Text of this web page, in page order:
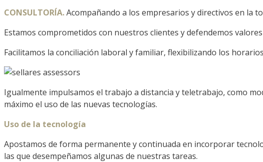
CONSULTORÍA.Acompañando a los empresarios y directivos en la
Estamos comprometidos con nuestros clientes y defendemos
Facilitamos la conciliación laboral y familiar, flexibilizando los
Igualmente impulsamos el trabajo a distancia y teletrabajo, como
máximo el uso de las nuevas tecnologías.
Uso de la tecnología
Apostamos de forma permanente y continuada en incorporar
las que desempeñamos algunas de nuestras tareas.